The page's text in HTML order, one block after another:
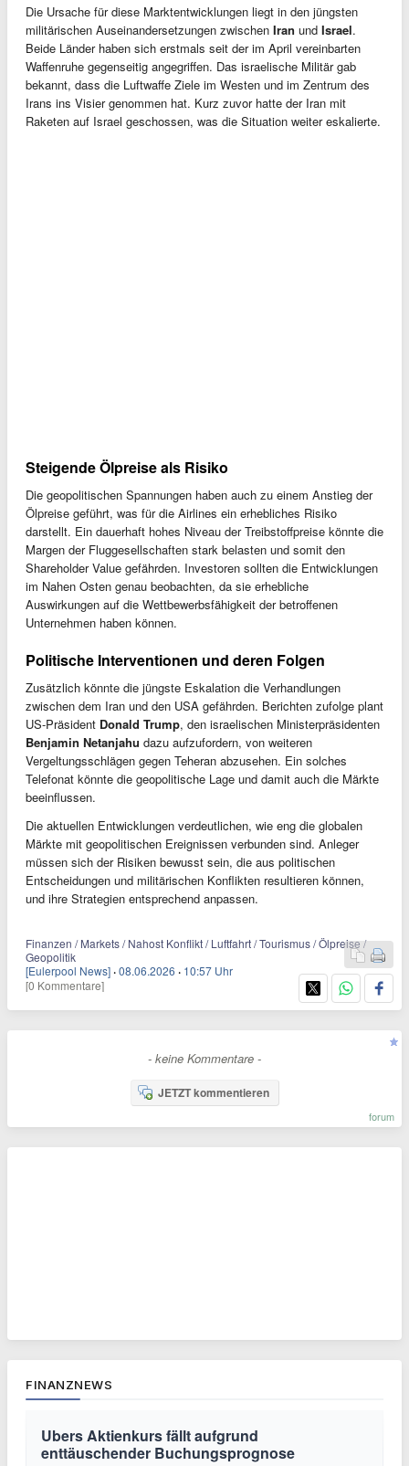
Die Ursache für diese Marktentwicklungen liegt in den jüngsten
militärischen Auseinandersetzungen zwischen Iran und Israel.
Beide Länder haben sich erstmals seit der im April vereinbarten
Waffenruhe gegenseitig angegriffen. Das israelische Militär gab
bekannt, dass die Luftwaffe Ziele im Westen und im Zentrum des
Irans ins Visier genommen hat. Kurz zuvor hatte der Iran mit
Raketen auf Israel geschossen, was die Situation weiter eskalierte.
Steigende Ölpreise als Risiko
Die geopolitischen Spannungen haben auch zu einem Anstieg der
Ölpreise geführt, was für die Airlines ein erhebliches Risiko
darstellt. Ein dauerhaft hohes Niveau der Treibstoffpreise könnte die
Margen der Fluggesellschaften stark belasten und somit den
Shareholder Value gefährden. Investoren sollten die Entwicklungen
im Nahen Osten genau beobachten, da sie erhebliche
Auswirkungen auf die Wettbewerbsfähigkeit der betroffenen
Unternehmen haben können.
Politische Interventionen und deren Folgen
Zusätzlich könnte die jüngste Eskalation die Verhandlungen
zwischen dem Iran und den USA gefährden. Berichten zufolge plant
US-Präsident Donald Trump, den israelischen Ministerpräsidenten
Benjamin Netanjahu dazu aufzufordern, von weiteren
Vergeltungsschlägen gegen Teheran abzusehen. Ein solches
Telefonat könnte die geopolitische Lage und damit auch die Märkte
beeinflussen.
Die aktuellen Entwicklungen verdeutlichen, wie eng die globalen
Märkte mit geopolitischen Ereignissen verbunden sind. Anleger
müssen sich der Risiken bewusst sein, die aus politischen
Entscheidungen und militärischen Konflikten resultieren können,
und ihre Strategien entsprechend anpassen.
Finanzen / Markets / Nahost Konflikt / Luftfahrt / Tourismus / Ölpreise /
Geopolitik
[Eulerpool News] ·08.06.2026 · 10:57 Uhr
[0 Kommentare]
- keine Kommentare -
JETZT kommentieren
forum
FINANZNEWS
Ubers Aktienkurs fällt aufgrund
enttäuschender Buchungsprognose